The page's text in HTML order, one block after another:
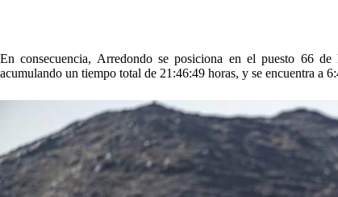
En consecuencia, Arredondo se posiciona en el puesto 66
acumulando un tiempo total de 21:46:49 horas, y se encuentra a